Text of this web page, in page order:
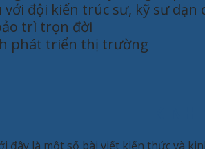
với đội kiến trúc sư, kỹ sư dạn
trì trọn đời
phát triển thị trường
đây là một số bài viết kiến thức và